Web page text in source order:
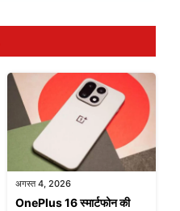
अगस्त 4, 2026
OnePlus 16 स्मार्टफोन की